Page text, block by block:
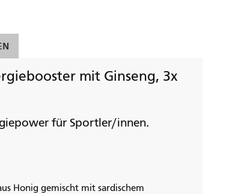
mit Ginseng, 3x
für Sportler/innen.
Honig gemischt mit sardischem